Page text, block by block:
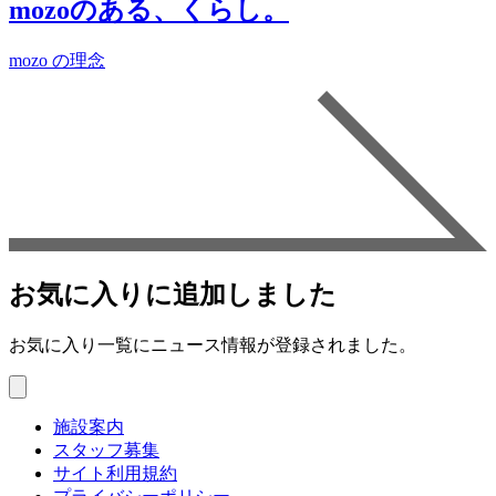
mozoのある、くらし。
mozo の理念
お気に入りに追加しました
お気に入り一覧にニュース情報が登録されました。
施設案内
スタッフ募集
サイト利用規約